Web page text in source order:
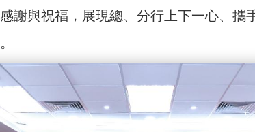
謝與祝福，展現總、分行上下一心、攜